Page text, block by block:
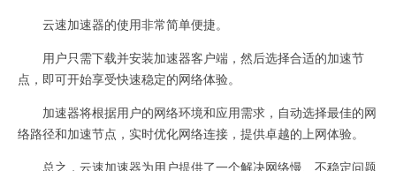
云速加速器的使用非常简单便捷。
用户只需下载并安装加速器客户端，然后选择合适的加速节
点，即可开始享受快速稳定的网络体验。
加速器将根据用户的网络环境和应用需求，自动选择最佳的网
络路径和加速节点，实时优化网络连接，提供卓越的上网体验。
总之，云速加速器为用户提供了一个解决网络慢、不稳定问题